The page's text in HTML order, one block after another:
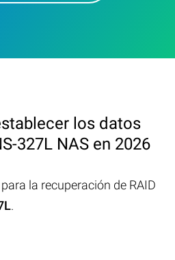
los datos
327L NAS en 2026
la recuperación de RAID
.